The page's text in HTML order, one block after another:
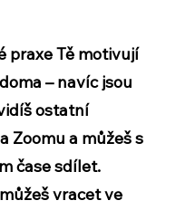
praxe Tě motivují
– navíc jsou
ostatní
Zoomu a můžeš s
čase sdílet.
můžeš vracet ve